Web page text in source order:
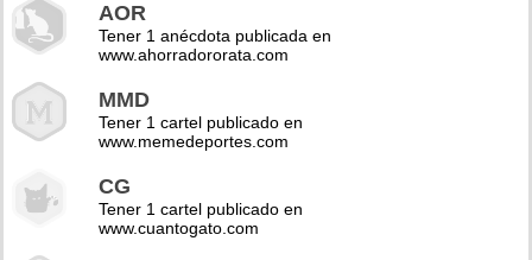
AOR
Tener 1 anécdota publicada en
www.ahorradororata.com
MMD
Tener 1 cartel publicado en
www.memedeportes.com
CG
Tener 1 cartel publicado en
www.cuantogato.com